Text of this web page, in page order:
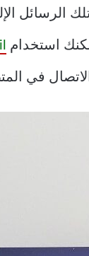
الرسائل